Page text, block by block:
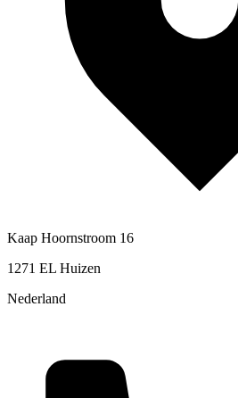
Kaap Hoornstroom 16
1271 EL Huizen
Nederland